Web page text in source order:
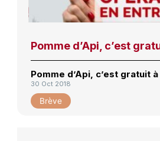
Pomme d’Api, c’est
Pomme d’Api, c’est gratuit
30 Oct 2018
Brève